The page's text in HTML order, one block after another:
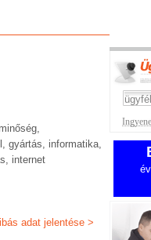
gyártás, informatika,
internet
adat jelentése >